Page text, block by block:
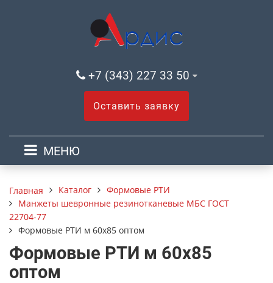
+7 (343) 227 33 50
Оставить заявку
МЕНЮ
Главная Каталог
Формовые РТИ
Манжеты шевронные резинотканевые МБС ГОСТ
22704-77
Формовые РТИ м 60х85 оптом
Формовые РТИ м 60х85
оптом